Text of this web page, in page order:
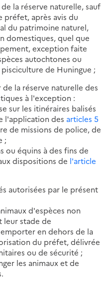
la réserve naturelle, sauf
préfet, après avis du
du patrimoine naturel,
domestiques, quel que
exception faite
autochtones ou
de Huningue ;
la réserve naturelle des
à l'exception :
sur les itinéraires balisés
l'application des articles 5
de missions de police, de
;
ou équins à des fins de
dispositions de l'article
autorisées par le présent
d'espèces non
leur stade de
en dehors de la
du préfet, délivrée
ou de sécurité ;
les animaux et de